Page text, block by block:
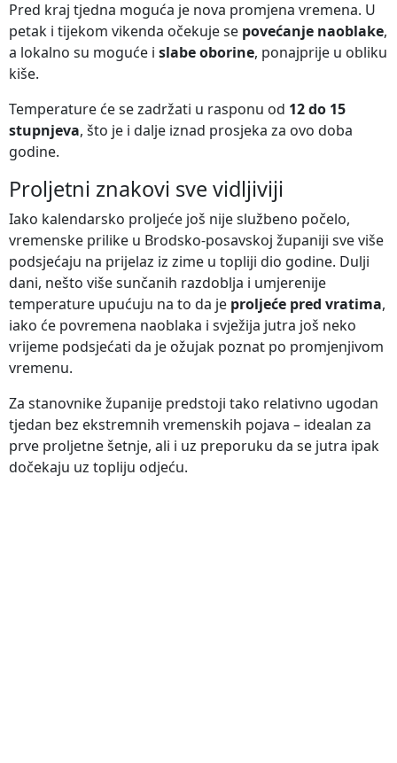
Pred kraj tjedna moguća je nova promjena vremena. U
petak i tijekom vikenda očekuje se povećanje naoblake,
a lokalno su moguće i slabe oborine, ponajprije u obliku
kiše.
Temperature će se zadržati u rasponu od 12 do 15
stupnjeva, što je i dalje iznad prosjeka za ovo doba
godine.
Proljetni znakovi sve vidljiviji
Iako kalendarsko proljeće još nije službeno počelo,
vremenske prilike u Brodsko-posavskoj županiji sve više
podsjećaju na prijelaz iz zime u topliji dio godine. Dulji
dani, nešto više sunčanih razdoblja i umjerenije
temperature upućuju na to da je proljeće pred vratima,
iako će povremena naoblaka i svježija jutra još neko
vrijeme podsjećati da je ožujak poznat po promjenjivom
vremenu.
Za stanovnike županije predstoji tako relativno ugodan
tjedan bez ekstremnih vremenskih pojava – idealan za
prve proljetne šetnje, ali i uz preporuku da se jutra ipak
dočekaju uz topliju odjeću.